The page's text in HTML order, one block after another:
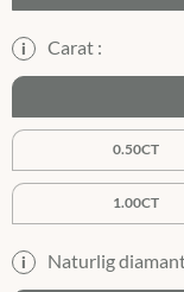
i Carat :
0.50CT
1.00CT
i Naturlig